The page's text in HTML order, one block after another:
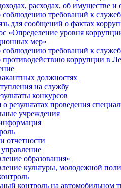
расходах, об имуществе и
соблюдению требований к
для сообщений о фактах
«Определение уровня
мер»
соблюдению требований к
коррупции в
должностях
на службу
конкурсов
результатах проведения
учреждения
отчетности
образования»
культуры, молодежной
контроль на автомобильном